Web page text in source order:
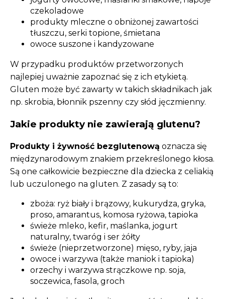
czekoladowe
produkty mleczne o obniżonej zawartości
tłuszczu, serki topione, śmietana
owoce suszone i kandyzowane
W przypadku produktów przetworzonych
najlepiej uważnie zapoznać się z ich etykietą.
Gluten może być zawarty w takich składnikach jak
np. skrobia, błonnik pszenny czy słód jęczmienny.
Jakie produkty nie zawierają glutenu?
Produkty i żywność bezglutenową oznacza się
międzynarodowym znakiem przekreślonego kłosa.
Są one całkowicie bezpieczne dla dziecka z celiakią
lub uczulonego na gluten. Z zasady są to:
zboża: ryż biały i brązowy, kukurydza, gryka,
proso, amarantus, komosa ryżowa, tapioka
świeże mleko, kefir, maślanka, jogurt
naturalny, twaróg i ser żółty
świeże (nieprzetworzone) mięso, ryby, jaja
owoce i warzywa (także maniok i tapioka)
orzechy i warzywa strączkowe np. soja,
soczewica, fasola, groch